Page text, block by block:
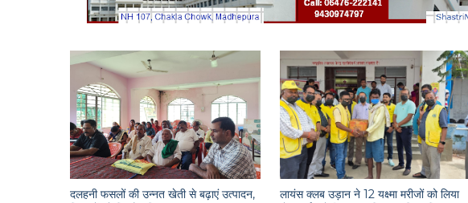
दलहनी फसलों की उन्नत खेती से बढ़ाएं उत्पादन,
लायंस क्लब उड़ान ने 12 यक्ष्मा मरीजों को लिया